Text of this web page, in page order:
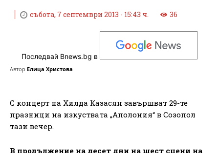
събота, 7 септември 2013 - 15:43 ч. 36
Последвай Bnews.bg в
Автор Елица Христова
С концерт на Хилда Казасян завършват 29-те
празници на изкуствата „Аполония“ в Созопол
тази вечер.
В продължение на десет дни на шест сцени на